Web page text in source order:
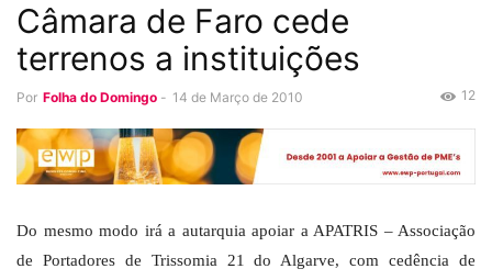
Câmara de Faro cede
terrenos a instituições
Por Folha do Domingo - 14 de Março de 2010 12
Do mesmo modo irá a autarquia apoiar a APATRIS – Associação
de Portadores de Trissomia 21 do Algarve, com cedência de